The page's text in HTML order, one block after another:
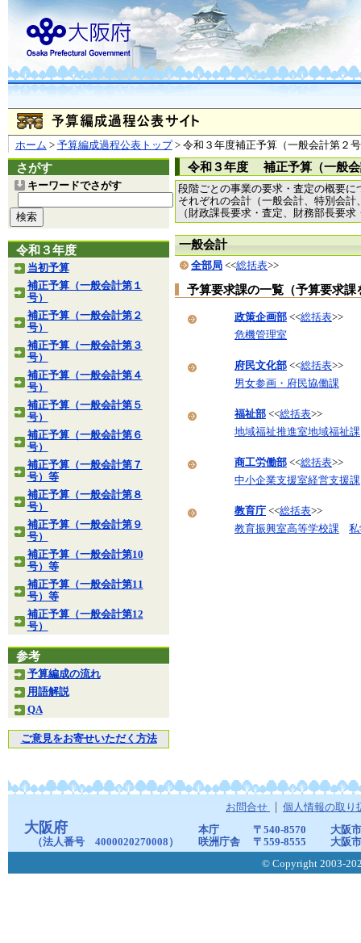
ホーム > 予算編成過程公表トップ> 令和３年度補正予算（一般会計第２
さがす
キーワードでさがす
令和３年度
当初予算
補正予算（一般会計第１
号）
補正予算（一般会計第２
号）
補正予算（一般会計第３
号）
補正予算（一般会計第４
号）
補正予算（一般会計第５
号）
補正予算（一般会計第６
号）
補正予算（一般会計第７
号）等
補正予算（一般会計第８
号）
補正予算（一般会計第９
号）
補正予算（一般会計第10
号）等
補正予算（一般会計第11
号）等
補正予算（一般会計第12
号）
参考
予算編成の流れ
用語解説
QA
ご意見をお寄せいただく方法
令和３年度 補正予算（一般会
段階ごとの事業の要求・査定の概要に
それぞれの会計（一般会計、特別会
（財政課長要求・査定、財務部長要
一般会計
全部局 <<総括表>>
予算要求課の一覧（予算要求
政策企画部 <<総括表>>
危機管理室
府民文化部 <<総括表>>
男女参画・府民協働課
福祉部 <<総括表>>
地域福祉推進室地域福祉課
商工労働部 <<総括表>>
中小企業支援室経営支援課
教育庁 <<総括表>>
教育振興室高等学校課
お問合せ 個人情報の取り
大阪府
（法人番号 4000020270008）
本庁 〒540-8570
大阪
咲洲庁舎
〒559-8555
大阪
© Copyright 2003-